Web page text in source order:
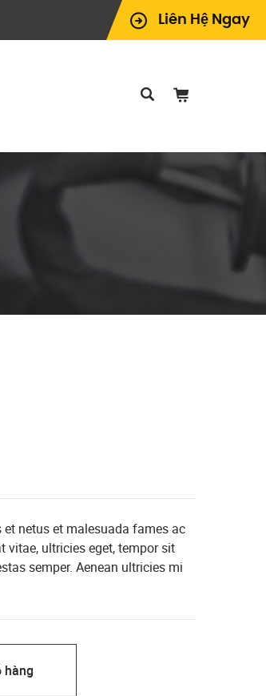
Liên Hệ Ngay
netus et malesuada fames ac
vitae, ultricies eget, tempor sit
semper. Aenean ultricies mi
hàng